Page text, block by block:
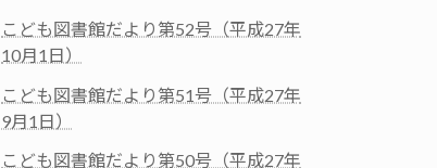
こども図書館だより第52号（平成27年
10月1日）
こども図書館だより第51号（平成27年
9月1日）
こども図書館だより第50号（平成27年